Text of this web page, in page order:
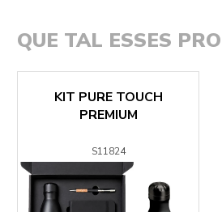
QUE TAL ESSES
KIT PURE TOUCH
PREMIUM
S11824